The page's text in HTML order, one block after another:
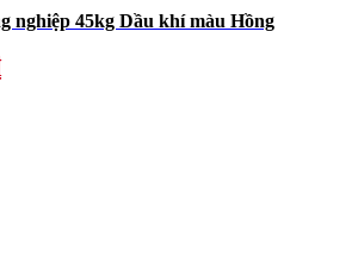
nghiệp 45kg Dầu khí màu Hồng